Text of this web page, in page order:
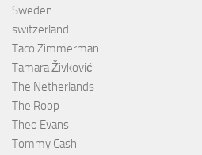
Sweden
switzerland
Taco Zimmerman
Tamara Živković
The Netherlands
The Roop
Theo Evans
Tommy Cash